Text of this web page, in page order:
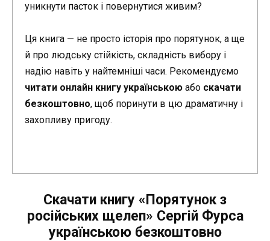
уникнути пасток і повернутися живим?
Ця книга — не просто історія про порятунок, а ще
й про людську стійкість, складність вибору і
надію навіть у найтемніші часи. Рекомендуємо
читати онлайн книгу українською або скачати
безкоштовно, щоб поринути в цю драматичну і
захопливу пригоду.
Скачати книгу «Порятунок з
російських щелеп» Сергій Фурса
українською безкоштовно